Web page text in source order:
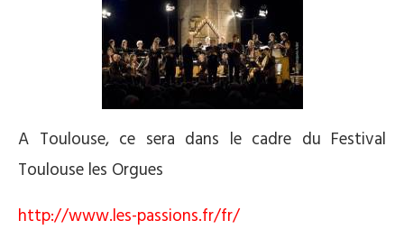
A Toulouse, ce sera dans le cadre du Festival
Toulouse les Orgues
http://www.les-passions.fr/fr/